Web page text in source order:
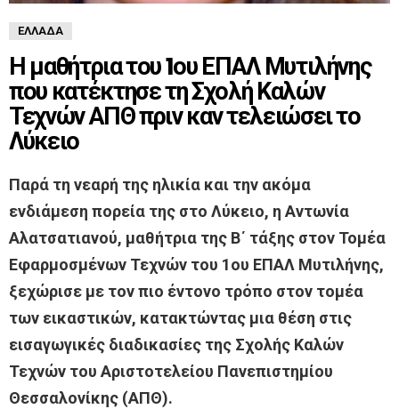
ΕΛΛΆΔΑ
Η μαθήτρια του 1ου ΕΠΑΛ Μυτιλήνης
που κατέκτησε τη Σχολή Καλών
Τεχνών ΑΠΘ πριν καν τελειώσει το
Λύκειο
Παρά τη νεαρή της ηλικία και την ακόμα
ενδιάμεση πορεία της στο Λύκειο, η Αντωνία
Αλατσατιανού, μαθήτρια της Β΄ τάξης στον Τομέα
Εφαρμοσμένων Τεχνών του 1ου ΕΠΑΛ Μυτιλήνης,
ξεχώρισε με τον πιο έντονο τρόπο στον τομέα
των εικαστικών, κατακτώντας μια θέση στις
εισαγωγικές διαδικασίες της Σχολής Καλών
Τεχνών του Αριστοτελείου Πανεπιστημίου
Θεσσαλονίκης (ΑΠΘ).